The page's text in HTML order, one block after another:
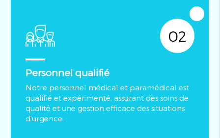
02
Personnel qualifié
Notre personnel médical et paramédical est
qualifié et expérimenté, assurant des soins de
qualité et une gestion efficace des situations
d'urgence.